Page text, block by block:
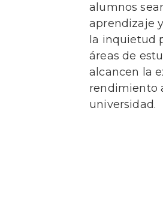
alumnos
aprendizaje
la inquietud
áreas de
alcancen la
rendimiento
universidad.